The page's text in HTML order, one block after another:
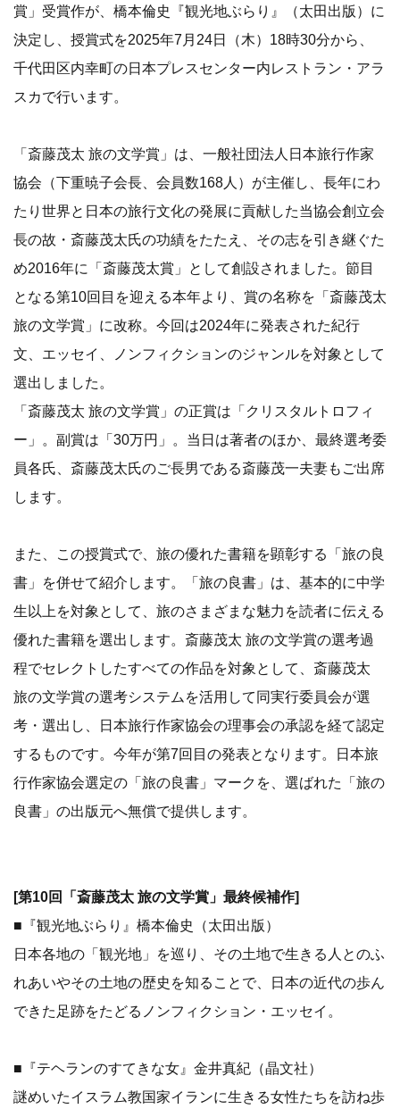
賞」受賞作が、橋本倫史『観光地ぶらり』（太田出版）に
決定し、授賞式を2025年7月24日（木）18時30分から、
千代田区内幸町の日本プレスセンター内レストラン・アラ
スカで行います。
「斎藤茂太 旅の文学賞」は、一般社団法人日本旅行作家
協会（下重暁子会長、会員数168人）が主催し、長年にわ
たり世界と日本の旅行文化の発展に貢献した当協会創立会
長の故・斎藤茂太氏の功績をたたえ、その志を引き継ぐた
め2016年に「斎藤茂太賞」として創設されました。節目
となる第10回目を迎える本年より、賞の名称を「斎藤茂太
旅の文学賞」に改称。今回は2024年に発表された紀行
文、エッセイ、ノンフィクションのジャンルを対象として
選出しました。
「斎藤茂太 旅の文学賞」の正賞は「クリスタルトロフィ
ー」。副賞は「30万円」。当日は著者のほか、最終選考委
員各氏、斎藤茂太氏のご長男である斎藤茂一夫妻もご出席
します。
また、この授賞式で、旅の優れた書籍を顕彰する「旅の良
書」を併せて紹介します。「旅の良書」は、基本的に中学
生以上を対象として、旅のさまざまな魅力を読者に伝える
優れた書籍を選出します。斎藤茂太 旅の文学賞の選考過
程でセレクトしたすべての作品を対象として、斎藤茂太
旅の文学賞の選考システムを活用して同実行委員会が選
考・選出し、日本旅行作家協会の理事会の承認を経て認定
するものです。今年が第7回目の発表となります。日本旅
行作家協会選定の「旅の良書」マークを、選ばれた「旅の
良書」の出版元へ無償で提供します。
[第10回「斎藤茂太 旅の文学賞」最終候補作]
■『観光地ぶらり』橋本倫史（太田出版）
日本各地の「観光地」を巡り、その土地で生きる人とのふ
れあいやその土地の歴史を知ることで、日本の近代の歩ん
できた足跡をたどるノンフィクション・エッセイ。
■『テヘランのすてきな女』金井真紀（晶文社）
謎めいたイスラム教国家イランに生きる女性たちを訪ね歩